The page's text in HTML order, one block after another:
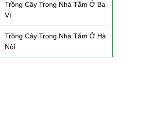
Trồng Cây Trong Nhà Tắm Ở Ba
Vì
Trồng Cây Trong Nhà Tắm Ở Hà
Nội